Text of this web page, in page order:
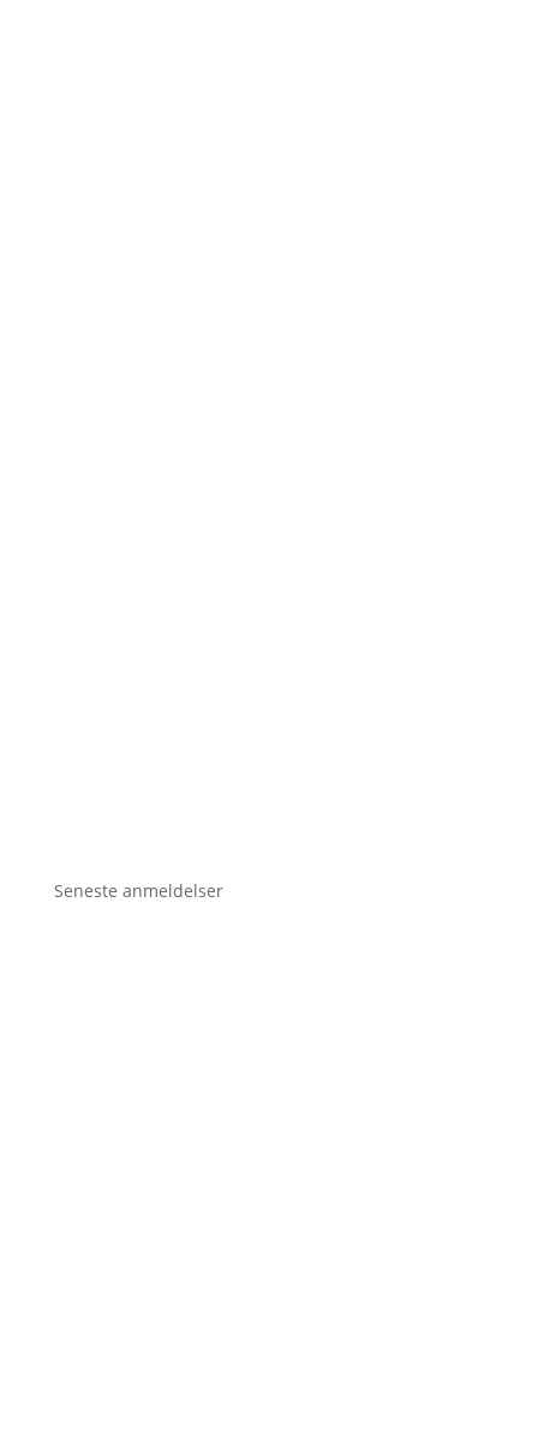
Seneste anmeldelser